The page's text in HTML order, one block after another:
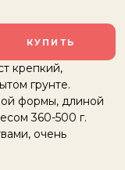
КУПИТЬ
крепкий,
грунте.
формы, длиной
360-500 г.
очень